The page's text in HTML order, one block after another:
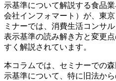
示基準について解説する食品
会社インフォマート）が、東
ミナーでは、消費生活コンサ
表示基準の読み解き方と変更
すく解説されています。
本コラムでは、セミナーでの
示基準について、特に旧法か